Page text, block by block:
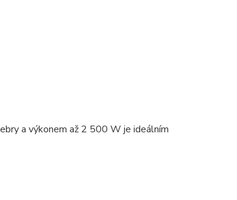
a výkonem až 2 500 W je ideálním